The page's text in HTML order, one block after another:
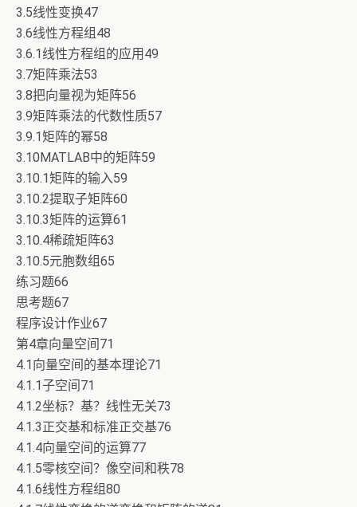
3.5线性变换47
3.6线性方程组48
3.6.1线性方程组的应用49
3.7矩阵乘法53
3.8把向量视为矩阵56
3.9矩阵乘法的代数性质57
3.9.1矩阵的幂58
3.10MATLAB中的矩阵59
3.10.1矩阵的输入59
3.10.2提取子矩阵60
3.10.3矩阵的运算61
3.10.4稀疏矩阵63
3.10.5元胞数组65
练习题66
思考题67
程序设计作业67
第4章向量空间71
4.1向量空间的基本理论71
4.1.1子空间71
4.1.2坐标？基？线性无关73
4.1.3正交基和标准正交基76
4.1.4向量空间的运算77
4.1.5零核空间？像空间和秩78
4.1.6线性方程组80